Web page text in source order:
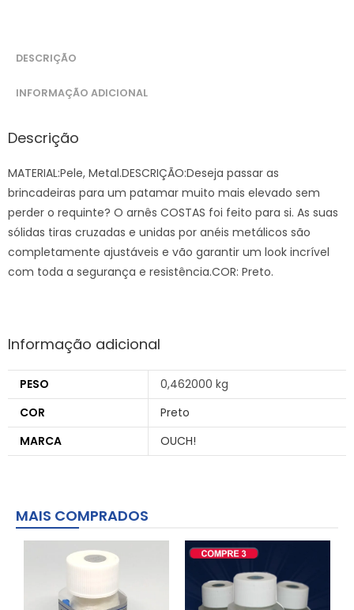
DESCRIÇÃO
INFORMAÇÃO ADICIONAL
Descrição
MATERIAL:Pele, Metal.DESCRIÇÃO:Deseja passar as
brincadeiras para um patamar muito mais elevado sem
perder o requinte? O arnês COSTAS foi feito para si. As suas
sólidas tiras cruzadas e unidas por anéis metálicos são
completamente ajustáveis e vão garantir um look incrível
com toda a segurança e resistência.COR: Preto.
Informação adicional
PESO
0,462000 kg
COR
Preto
MARCA
OUCH!
MAIS COMPRADOS